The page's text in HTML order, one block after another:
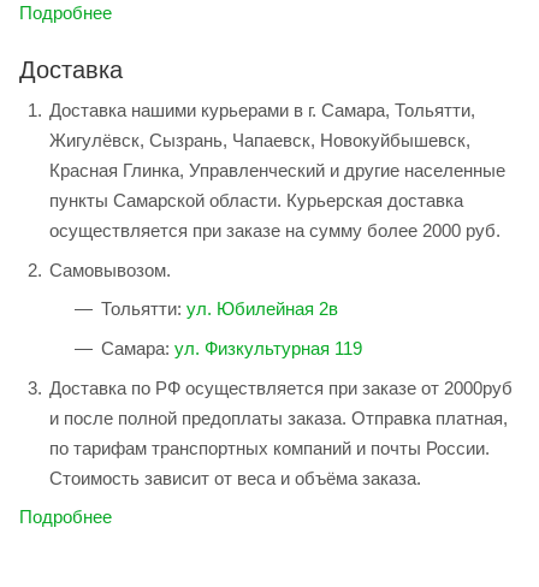
Подробнее
Доставка
Доставка нашими курьерами в г. Самара, Тольятти,
Жигулёвск, Сызрань, Чапаевск, Новокуйбышевск,
Красная Глинка, Управленческий и другие населенные
пункты Самарской области. Курьерская доставка
осуществляется при заказе на сумму более 2000 руб.
Самовывозом.
Тольятти: ул. Юбилейная 2в
Самара: ул. Физкультурная 119
Доставка по РФ осуществляется при заказе от 2000руб
и после полной предоплаты заказа. Отправка платная,
по тарифам транспортных компаний и почты России.
Стоимость зависит от веса и объёма заказа.
Подробнее